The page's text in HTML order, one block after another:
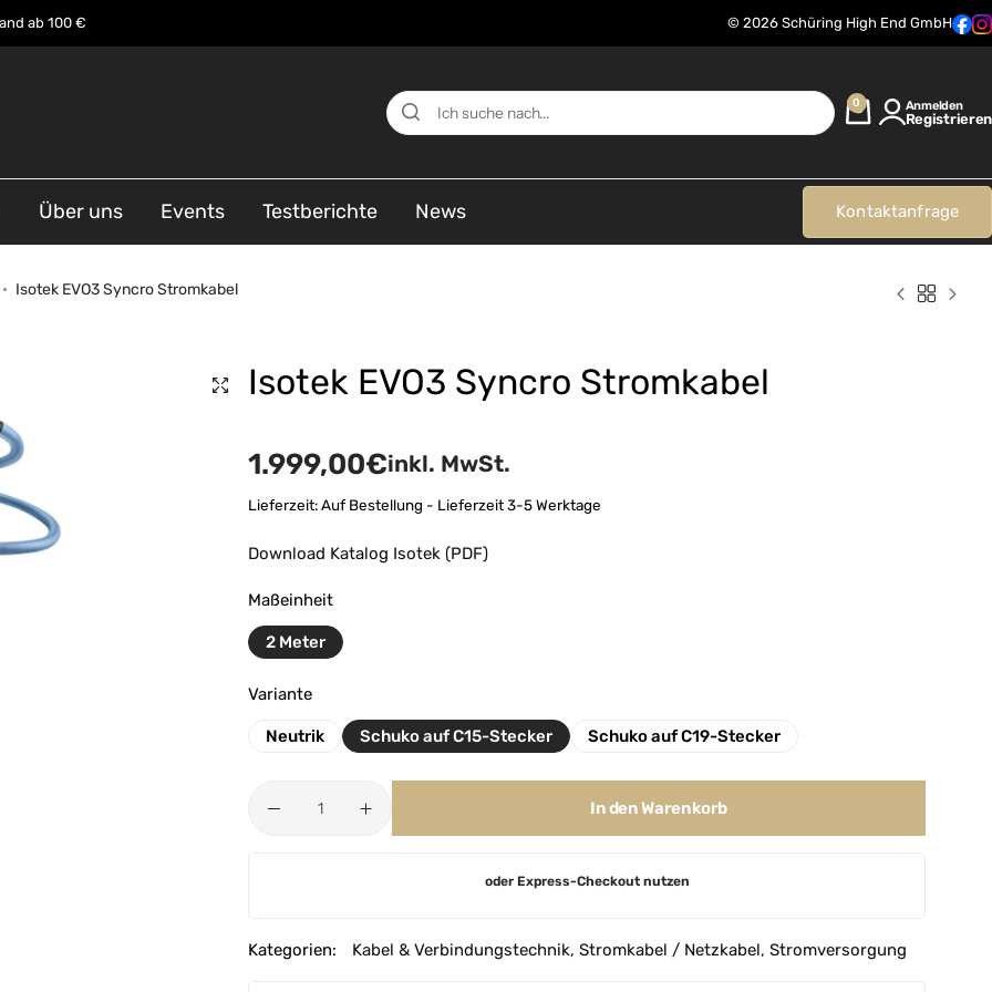
ab 100 € © 2026 Schüring High End GmbH
0 Anmelden
Registrieren
Über uns Events Testberichte News Kontaktanfrage
Isotek EVO3 Syncro Stromkabel
Isotek EVO3 Syncro Stromkabel
1.999,00€inkl. MwSt.
Lieferzeit:Auf Bestellung - Lieferzeit 3-5 Werktage
Download Katalog Isotek (PDF)
Maßeinheit
2 Meter
Variante
Neutrik Schuko auf C15-Stecker Schuko auf C19-Stecker
In den Warenkorb
e
oder Express-Checkout nutzen
Kategorien: Kabel & Verbindungstechnik, Stromkabel / Netzkabel, Stromversorgung